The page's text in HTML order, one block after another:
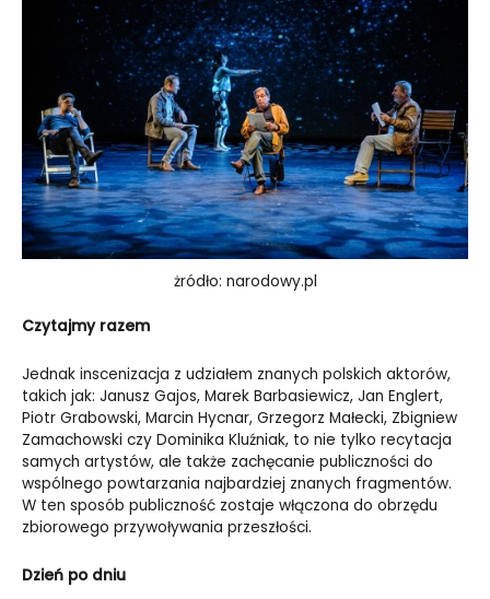
żródło: narodowy.pl
Czytajmy razem
Jednak inscenizacja z udziałem znanych polskich aktorów,
takich jak: Janusz Gajos, Marek Barbasiewicz, Jan Englert,
Piotr Grabowski, Marcin Hycnar, Grzegorz Małecki, Zbigniew
Zamachowski czy Dominika Kluźniak, to nie tylko recytacja
samych artystów, ale także zachęcanie publiczności do
wspólnego powtarzania najbardziej znanych fragmentów.
W ten sposób publiczność zostaje włączona do obrzędu
zbiorowego przywoływania przeszłości.
Dzień po dniu